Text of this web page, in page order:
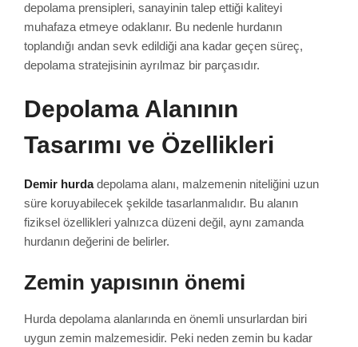
depolama prensipleri, sanayinin talep ettiği kaliteyi
muhafaza etmeye odaklanır. Bu nedenle hurdanın
toplandığı andan sevk edildiği ana kadar geçen süreç,
depolama stratejisinin ayrılmaz bir parçasıdır.
Depolama Alanının
Tasarımı ve Özellikleri
Demir hurdadepolama alanı, malzemenin niteliğini uzun
süre koruyabilecek şekilde tasarlanmalıdır. Bu alanın
fiziksel özellikleri yalnızca düzeni değil, aynı zamanda
hurdanın değerini de belirler.
Zemin yapısının önemi
Hurda depolama alanlarında en önemli unsurlardan biri
uygun zemin malzemesidir. Peki neden zemin bu kadar